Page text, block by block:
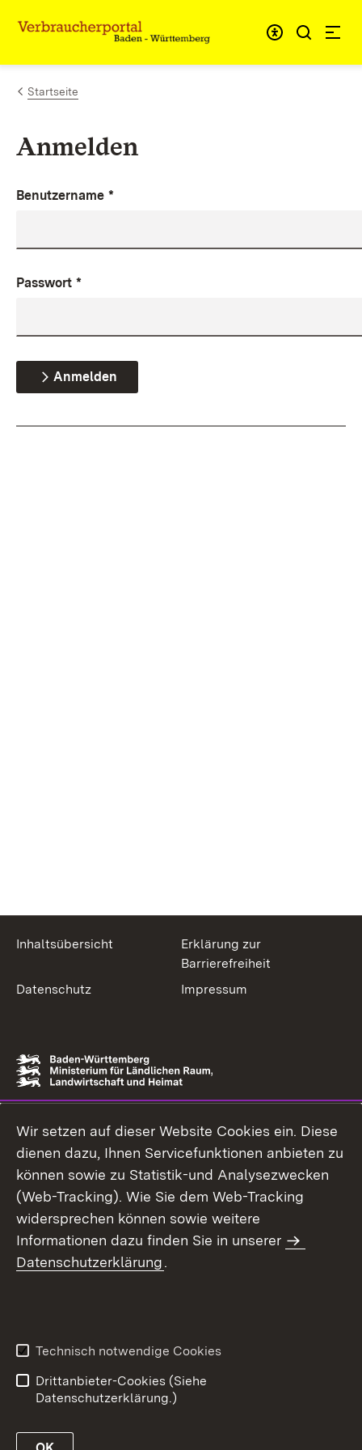
Zum Inhalt springen
Link zur Startseite
Startseite
Anmelden
Benutzername *
Passwort *
Anmelden
Inhaltsübersicht
Erklärung zur
Barrierefreiheit
Datenschutz
Impressum
Wir setzen auf dieser Website Cookies ein. Diese
dienen dazu, Ihnen Servicefunktionen anbieten zu
können sowie zu Statistik-und Analysezwecken
(Web-Tracking). Wie Sie dem Web-Tracking
widersprechen können sowie weitere
Informationen dazu finden Sie in unserer
Datenschutzerklärung.
Technisch notwendige Cookies
Drittanbieter-Cookies (Siehe
Datenschutzerklärung.)